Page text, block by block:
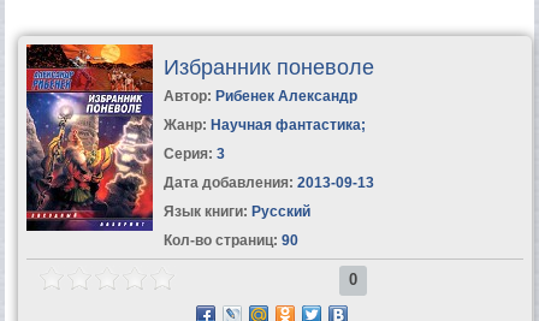
Избранник поневоле
Автор: Рибенек Александр
Жанр: Научная фантастика;
Серия: 3
Дата добавления: 2013-09-13
Язык книги: Русский
Кол-во страниц: 90
0